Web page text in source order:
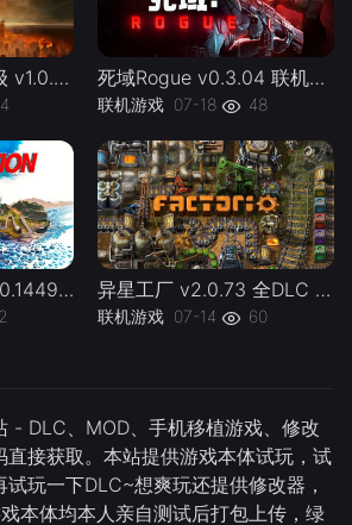
洲际导弹：全面升级 v1.0.0 联机 ICBM lj -下载-游戏本体-绿色免安装-解压即玩~ 死域Rogue v0.3.04 联机Deadzone Rogue lj -下载-游戏本体-绿色免安装-解压即玩~
联机游戏 07-18 48
破坏创造王 联机v1.0.144924 WreckreationL 官方中文 支持手柄 容量37.1G -下载-游戏本体-绿色免安装-解压即玩~ 异星工厂 v2.0.73 全DLC 联机版 Factorio lj 容量5.08GB 官方简体中文 支持键盘.鼠标 -下载-游戏本体-绿色免安装-解压即玩~
联机游戏 07-14 60
- DLC、MOD、手机移植游戏、修改
直接获取。本站提供游戏本体试玩，试
玩一下DLC~想爽玩还提供修改器，
本体均本人亲自测试后打包上传，绿